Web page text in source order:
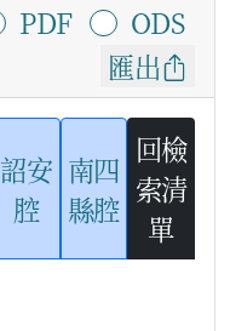
PDF
ODS
匯出
詔安
腔
南四
縣腔
回檢
索清
單